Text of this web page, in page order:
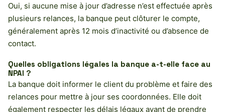
Oui, si aucune mise à jour d’adresse n’est effectuée après
plusieurs relances, la banque peut clôturer le compte,
généralement après 12 mois d’inactivité ou d’absence de
contact.
Quelles obligations légales la banque a-t-elle face au
NPAI ?
La banque doit informer le client du problème et faire des
relances pour mettre à jour ses coordonnées. Elle doit
également respecter les délais légaux avant de prendre